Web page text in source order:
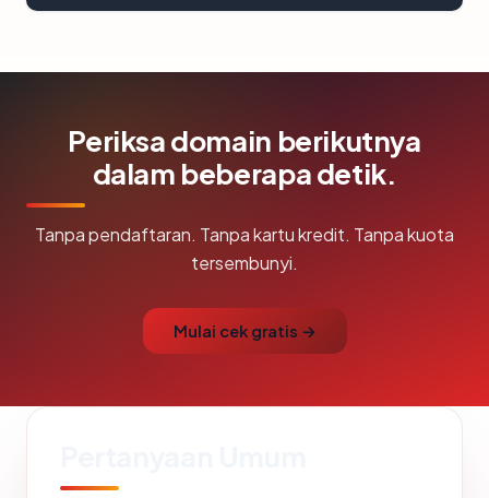
Periksa domain berikutnya
dalam beberapa detik.
Tanpa pendaftaran. Tanpa kartu kredit. Tanpa kuota
tersembunyi.
Mulai cek gratis →